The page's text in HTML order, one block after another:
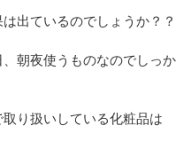
出ているのでしょうか？？
朝夜使うものなのでしっ
り扱いしている化粧品は